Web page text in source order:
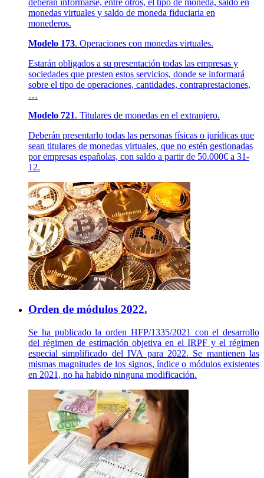
monedas virtuales y saldo de moneda fiduciaria en
monederos.
Modelo 173. Operaciones con monedas virtuales.
Estarán obligados a su presentación todas las empresas y
sociedades que presten estos servicios, donde se informará
sobre el tipo de operaciones, cantidades, contraprestaciones,
…
Modelo 721. Titulares de monedas en el extranjero.
Deberán presentarlo todas las personas físicas o jurídicas que
sean titulares de monedas virtuales, que no estén gestionadas
por empresas españolas, con saldo a partir de 50.000€ a 31-
12.
Orden de módulos 2022.
Se ha publicado la orden HFP/1335/2021 con el desarrollo
del régimen de estimación objetiva en el IRPF y el régimen
especial simplificado del IVA para 2022. Se mantienen las
mismas magnitudes de los signos, índice o módulos existentes
en 2021, no ha habido ninguna modificación.